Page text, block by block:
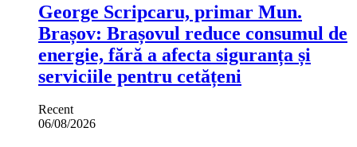
George Scripcaru, primar Mun.
Brașov: Brașovul reduce consumul de
energie, fără a afecta siguranța și
serviciile pentru cetățeni
Recent
06/08/2026